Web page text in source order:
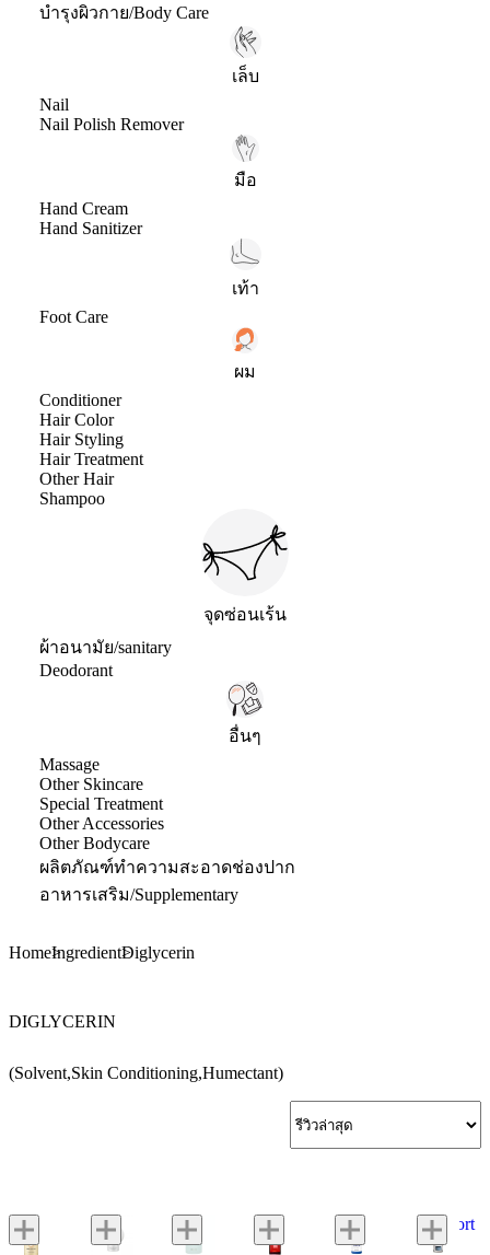
บำรุงผิวกาย/Body Care
เล็บ
Nail
Nail Polish Remover
มือ
Hand Cream
Hand Sanitizer
เท้า
Foot Care
ผม
Conditioner
Hair Color
Hair Styling
Hair Treatment
Other Hair
Shampoo
จุดซ่อนเร้น
ผ้าอนามัย/sanitary
Deodorant
อื่นๆ
Massage
Other Skincare
Special Treatment
Other Accessories
Other Bodycare
ผลิตภัณฑ์ทำความสะอาดช่องปาก
อาหารเสริม/Supplementary
HomeIngredientDiglycerin
DIGLYCERIN
(Solvent,Skin Conditioning,Humectant)
Jung
Saem
Comfort
Zone